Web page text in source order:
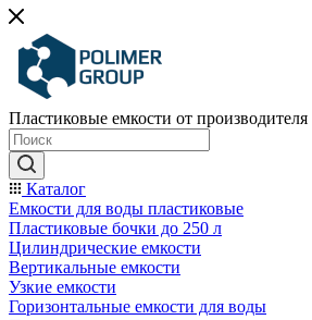
Пластиковые емкости от производителя
Каталог
Емкости для воды пластиковые
Пластиковые бочки до 250 л
Цилиндрические емкости
Вертикальные емкости
Узкие емкости
Горизонтальные емкости для воды